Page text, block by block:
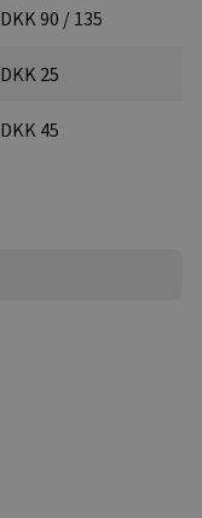
DKK 90 / 135
DKK 25
DKK 45